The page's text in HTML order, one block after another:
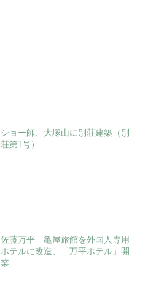
ショー師、大塚山に別荘建築（別
荘第1号）
佐藤万平 亀屋旅館を外国人専用
ホテルに改造、「万平ホテル」開
業